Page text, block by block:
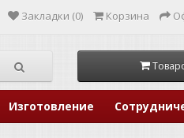
Закладки (0) Корзина
Изготовление